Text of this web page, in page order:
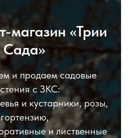
магазин «Трии
Сада»
и продаем садовые
с ЗКС:
и кустарники, розы,
гортензию,
и лиственные